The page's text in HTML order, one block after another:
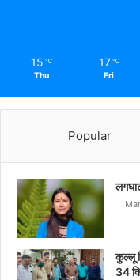
15 ℃
Thu
17 ℃
Fri
Popular
कुल्लू
34